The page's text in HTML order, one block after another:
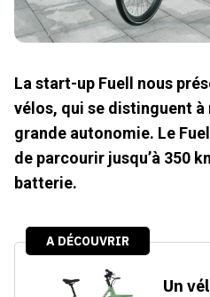
La start-up Fuell nous
vélos, qui se distinguent à
grande autonomie. Le
de parcourir jusqu’à 350
batterie.